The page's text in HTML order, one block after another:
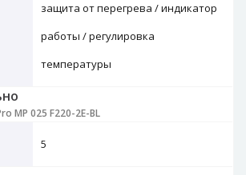
защита от перегрева / индикатор
работы / регулировка
температуры
MP 025 F220-2E-BL
5